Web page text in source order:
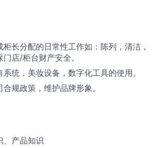
长分配的日常性工作如：陈列，清洁，
店/柜台财产安全。
统，美妆设备，数字化工具的使用。
规政策，维护品牌形象。
、产品知识